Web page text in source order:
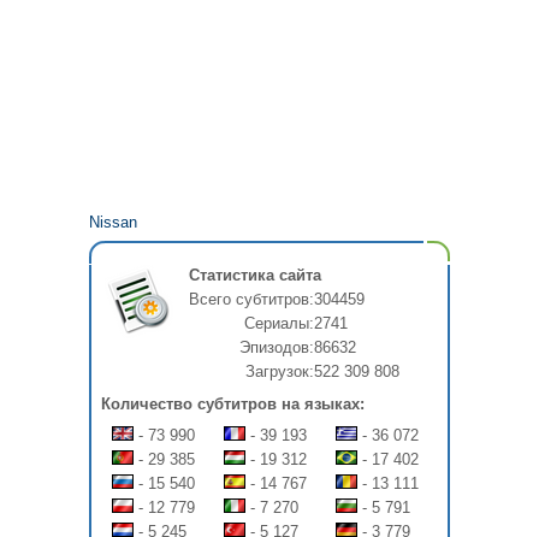
Nissan
Статистика сайта
Всего субтитров:304459
Сериалы:2741
Эпизодов:86632
Загрузок:522 309 808
Количество субтитров на языках:
- 73 990
- 39 193
- 36 072
- 29 385
- 19 312
- 17 402
- 15 540
- 14 767
- 13 111
- 12 779
- 7 270
- 5 791
- 5 245
- 5 127 - 3 779